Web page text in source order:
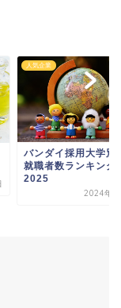
人気企業
花王大学別新卒採用
ランキング2022